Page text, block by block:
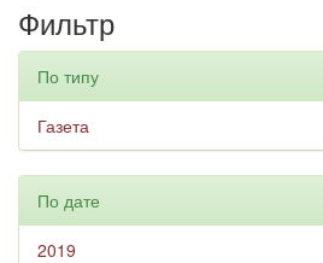
Фильтр
По типу
Газета
По дате
2019